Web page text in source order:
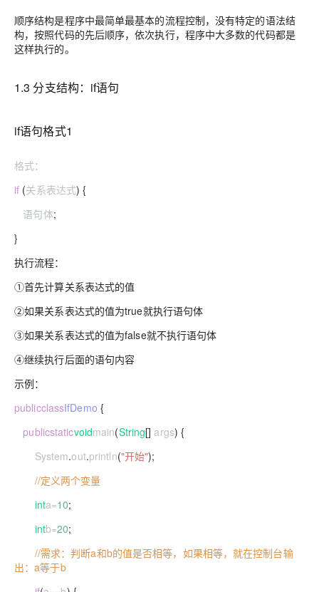
顺序结构是程序中最简单最基本的流程控制，没有特定的语法结
构，按照代码的先后顺序，依次执行，程序中大多数的代码都是
这样执行的。
1.3 分支结构：if语句
if语句格式1
格式：
if (关系表达式) {
语句体;
}
执行流程：
①首先计算关系表达式的值
②如果关系表达式的值为true就执行语句体
③如果关系表达式的值为false就不执行语句体
④继续执行后面的语句内容
示例：
publicclassIfDemo {
publicstaticvoidmain(String[] args) {
System.out.println("开始");
//定义两个变量
inta=10;
intb=20;
//需求：判断a和b的值是否相等，如果相等，就在控制台输
出：a等于b